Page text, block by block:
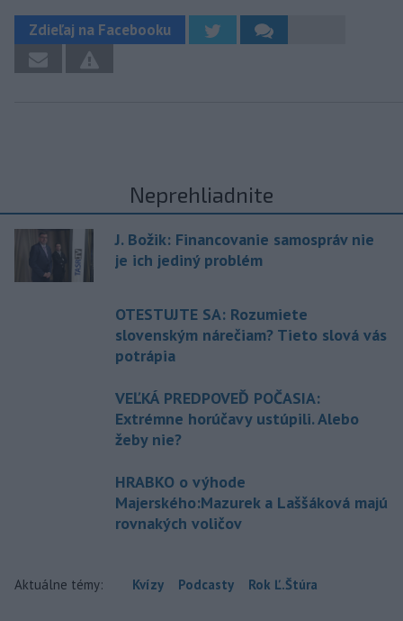
Zdieľaj na Facebooku
Neprehliadnite
J. Božik: Financovanie samospráv nie
je ich jediný problém
OTESTUJTE SA: Rozumiete
slovenským nárečiam? Tieto slová vás
potrápia
VEĽKÁ PREDPOVEĎ POČASIA:
Extrémne horúčavy ustúpili. Alebo
žeby nie?
HRABKO o výhode
Majerského:Mazurek a Laššáková majú
rovnakých voličov
Aktuálne témy: Kvízy Podcasty Rok Ľ.Štúra